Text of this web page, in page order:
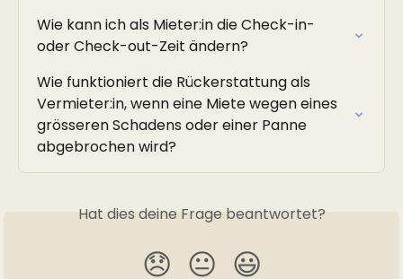
Wie kann ich als Mieter:in die Check-in-
oder Check-out-Zeit ändern?
Wie funktioniert die Rückerstattung als
Vermieter:in, wenn eine Miete wegen eines
grösseren Schadens oder einer Panne
abgebrochen wird?
Hat dies deine Frage beantwortet?
😞 😐 😃